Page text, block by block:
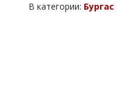
откриетеВ категории: Бургас